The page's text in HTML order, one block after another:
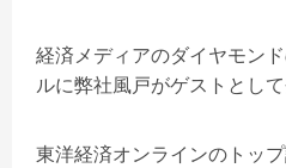
経済メディアのダイヤモン
ルに弊社風戸がゲストとして
東洋経済オンラインのトッ